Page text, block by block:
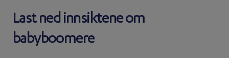
Last ned innsiktene om
babyboomere